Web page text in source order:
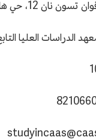
حي هاي ديان، بكين
الدراسات العليا